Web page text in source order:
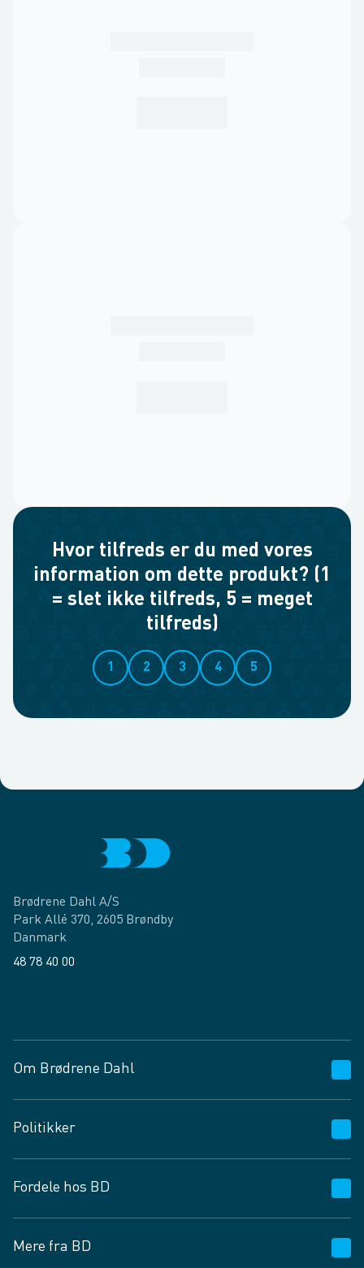
Hvor tilfreds er du med vores
information om dette produkt? (1
= slet ikke tilfreds, 5 = meget
tilfreds)
1 2 3 4 5
Brødrene Dahl A/S
Park Allé 370, 2605 Brøndby
Danmark
48 78 40 00
Om Brødrene Dahl
Vagttelefon 30 10 89 89
Spørgsmål og svar
Job og karriere
Fødevarekontrolrapport
Politikker
Privatlivspolitik
Cookies
Vilkår og betingelser
Fordele hos BD
BD app
Mere fra BD